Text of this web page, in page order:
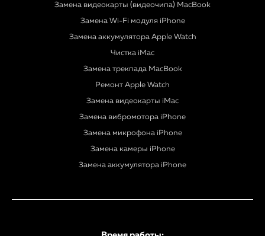
Замена видеокарты (видеочипа) MacBook
Замена Wi-Fi модуля iPhone
Замена аккумулятора Apple Watch
Чистка iMac
Замена трекпада MacBook
Ремонт Apple Watch
Замена видеокарты iMac
Замена вибромотора iPhone
Замена микрофона iPhone
Замена камеры iPhone
Замена аккумулятора iPhone